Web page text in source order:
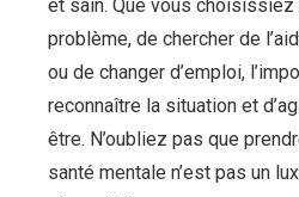
et sain. Que vous
problème, de chercher de
ou de changer d’emploi,
reconnaître la situation et
être. N’oubliez pas que
santé mentale n’est pas un